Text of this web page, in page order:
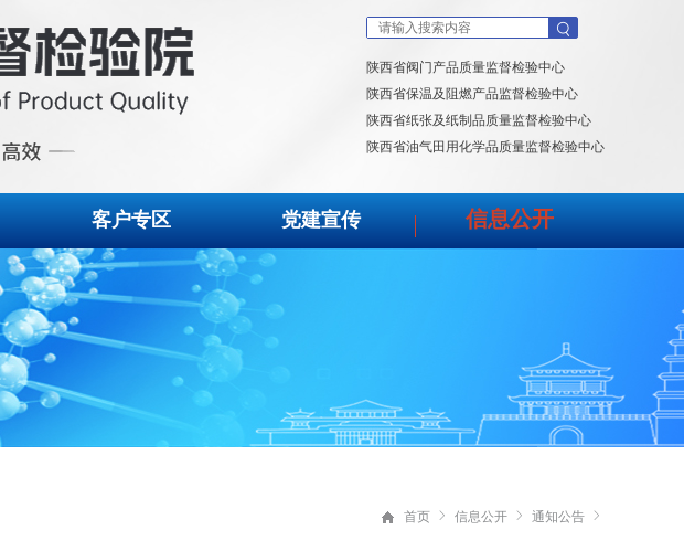
陕西省阀门产品质量监督检验中心
陕西省保温及阻燃产品监督检验中心
陕西省纸张及纸制品质量监督检验中心
陕西省油气田用化学品质量监督检验中心
客户专区 党建宣传 信息公开
首页 信息公开 通知公告